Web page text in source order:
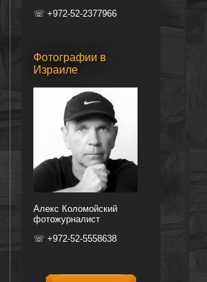
☏ +972-52-2377966
Фотографии в
Израиле
Алекс Коломойский
фотожурналист
☏ +972-52-5558638